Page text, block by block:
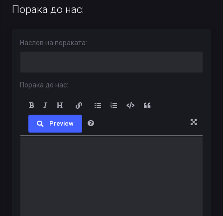
Порака до нас:
Наслов на пораката:
Порака до нас:
Preview